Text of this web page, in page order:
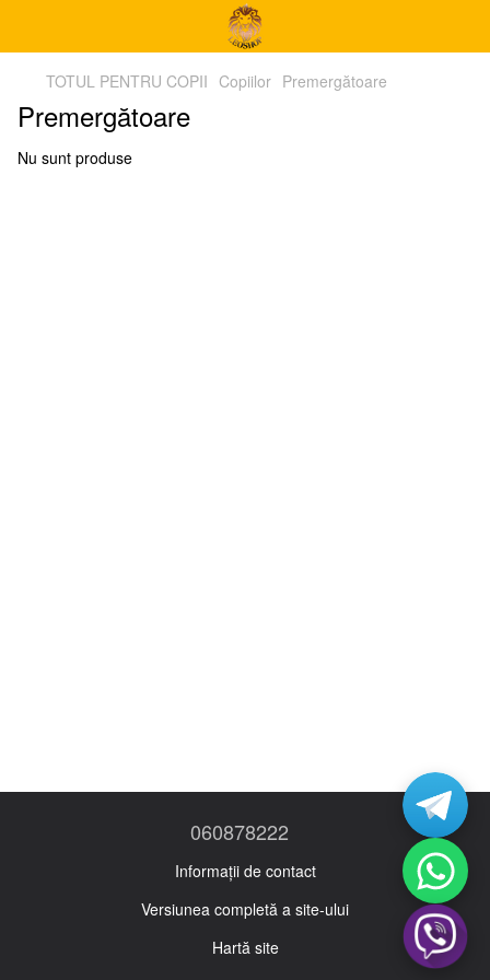
TOTUL PENTRU COPII Copiilor Premergătoare
Premergătoare
Nu sunt produse
060878222
Informații de contact
Versiunea completă a site-ului
Hartă site